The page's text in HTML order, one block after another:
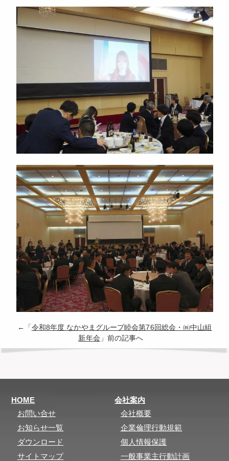
←「 令和8年度 なかやまグループ睦会第76回総会・㈱中山組
新年会 」前の記事へ
HOME
お問い合せ
お知らせ一覧
ダウンロード
サイトマップ
会社案内
会社概要
企業倫理行動規範
個人情報保護
一般事業主行動計画